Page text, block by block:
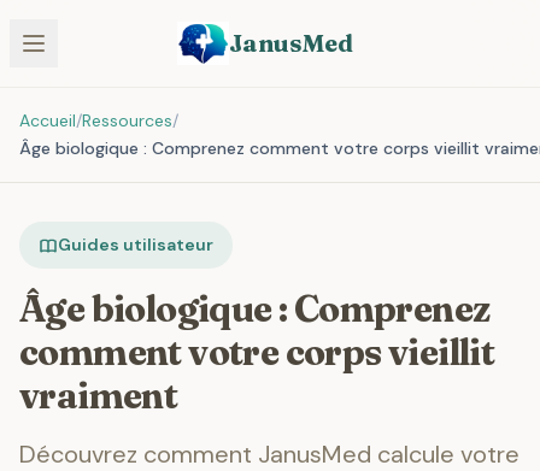
JanusMed
Accueil/Ressources/
Âge biologique : Comprenez comment votre corps vieillit
Guides utilisateur
Âge biologique : Comprenez
comment votre corps vieillit
vraiment
Découvrez comment JanusMed calcule votre